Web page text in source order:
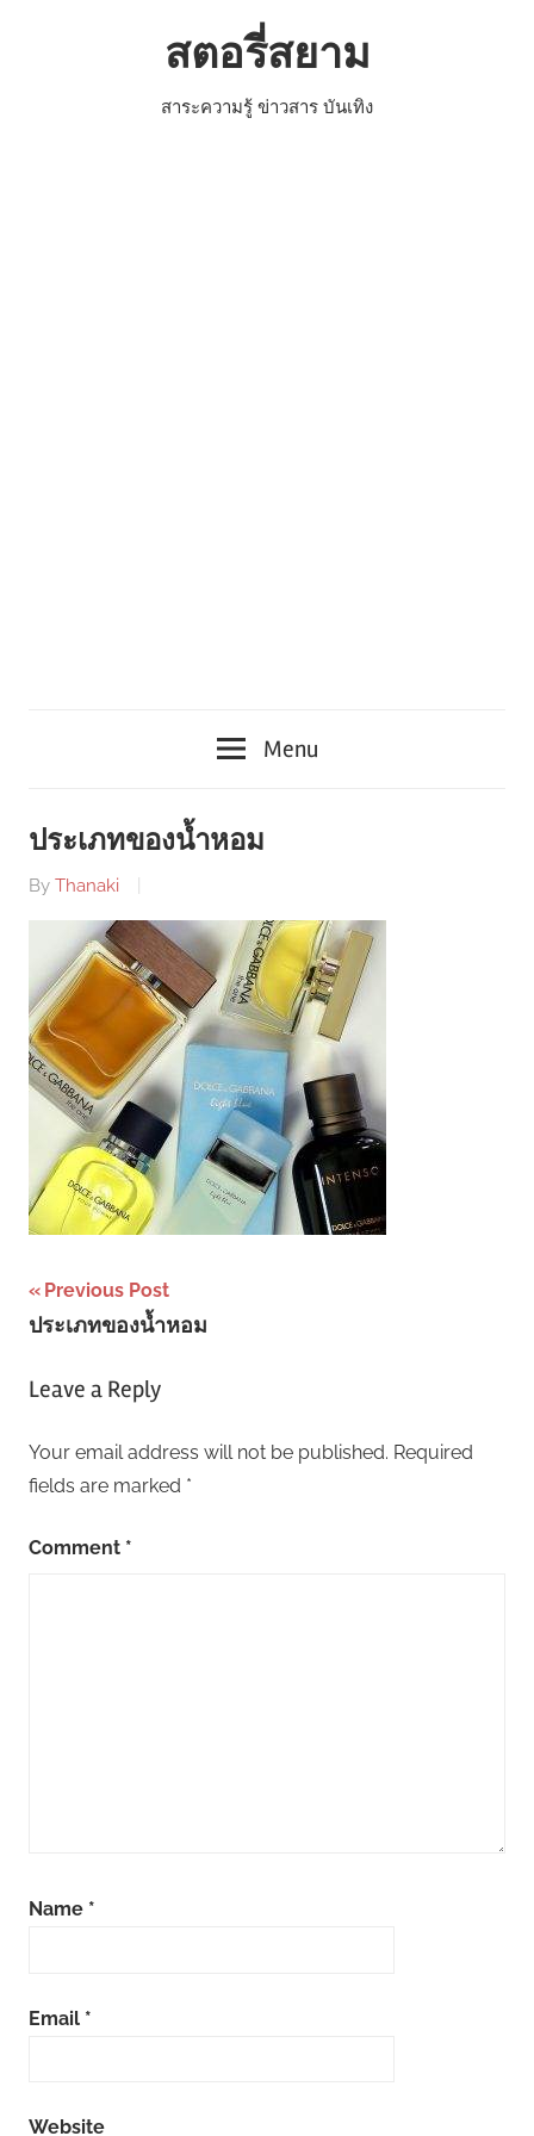
สตอรี่สยาม
สาระความรู้ ข่าวสาร บันเทิง
Menu
ประเภทของน้ำหอม
By Thanaki
Post
navigation
Previous Post
ประเภทของน้ำหอม
Leave a Reply
Your email address will not be published. Required
fields are marked *
Comment *
Name *
Email *
Website